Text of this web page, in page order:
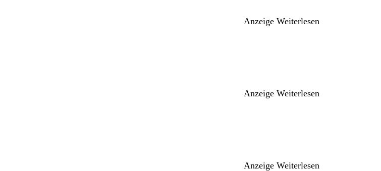
Anzeige Weiterlesen
Anzeige Weiterlesen
Anzeige Weiterlesen